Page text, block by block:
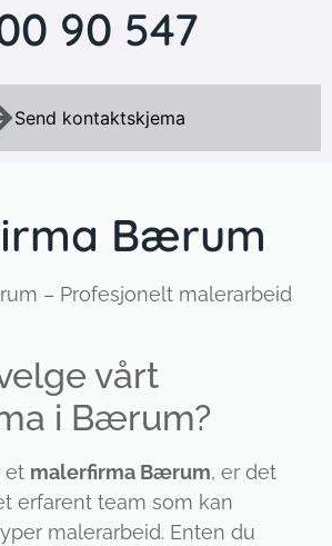
Send kontaktskjema
90 547
Bærum
– Profesjonelt malerarbeid
vårt
i Bærum?
et malerfirma Bærum, er det
erfarent team som kan
malerarbeid. Enten du